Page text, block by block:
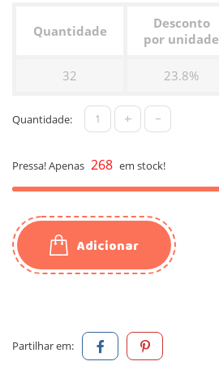
Quantidade
Desconto
por unidade
32 23.8%
Quantidade: + -
Pressa! Apenas 268 em stock!
Adicionar
Partilhar em: